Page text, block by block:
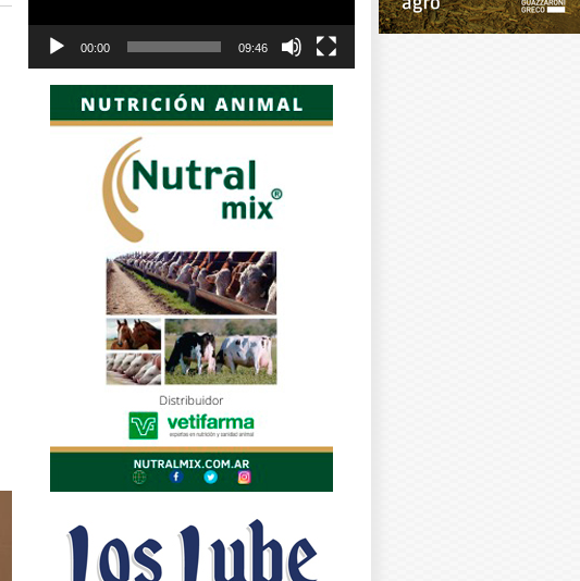
00:00 09:46